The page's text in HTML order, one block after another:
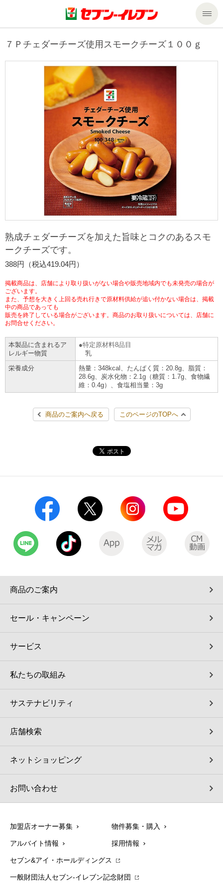
商品のご案内
商品のご案内トップ
今週の新商品
商品カテゴリ一覧
セブンプレミアム
食の安全・安心への取組み
ギフト
プリペイドカード・金券
ニンテンドー・ダウンロードカード
セール・キャンペーン
nanacoトップ
マルチコピー機でできること
マルチコピー機でできることトップ
コピー
プリント
スキャン
ファクス
チケット
便利なサービス
宅配便
切手・はがき・印紙
セブン銀行ATM
ご利用可能なお支払い方法
各種料金のお支払い
自転車シェアリング（店舗限定）
モバイルバッテリーシェアリング（店舗限定）
チケットサービス
セブンチケット
チケットぴあ
イープラス
CNプレイガイド
セブン‐イレブンでお受取り
タワーレコード
セブンネットショッピング
停電時のサービス停止のお知らせ
企業情報トップ
ニュースリリース
ごあいさつ
企業理念
会社概要
貸借対照表・損益計算書
沿革
国内店舗数
セブン-イレブンの歴史
私たちの取組み
サステナビリティ
サステナビリティトップ
セブン＆アイ・ホールディングスの重点課題
サステナビリティ活動基本方針
サステナビリティ推進体制
GREEN CHALLENGE 2050
4VISIONS
サステナビリティニュース
サステナビリティレポート
加盟店オーナー募集
店舗検索
ネットショッピング
お問い合わせ
Language
English (Corporate)
English (Services)
한국어(서비스)
７Ｐチェダーチーズ使用スモークチーズ１００ｇ
熟成チェダーチーズを加えた旨味とコクのあるスモ
ークチーズです。
388円（税込419.04円）
掲載商品は、店舗により取り扱いがない場合や販売地域内でも未発売の場合が
ございます。
また、予想を大きく上回る売れ行きで原材料供給が追い付かない場合は、掲載
中の商品であっても
販売を終了している場合がございます。商品のお取り扱いについては、店舗に
お問合せください。
本製品に含まれるア
レルギー物質
特定原材料8品目
乳
栄養成分
熱量：348kcal、たんぱく質：20.8g、脂質：
28.6g、炭水化物：2.1g（糖質：1.7g、食物繊
維：0.4g）、食塩相当量：3g
商品のご案内へ戻る このページのTOPへ
商品のご案内
セール・キャンペーン
サービス
私たちの取組み
サステナビリティ
店舗検索
ネットショッピング
お問い合わせ
加盟店オーナー募集 物件募集・購入
アルバイト情報 採用情報
セブン&アイ・ホールディングス
一般財団法人セブン-イレブン記念財団